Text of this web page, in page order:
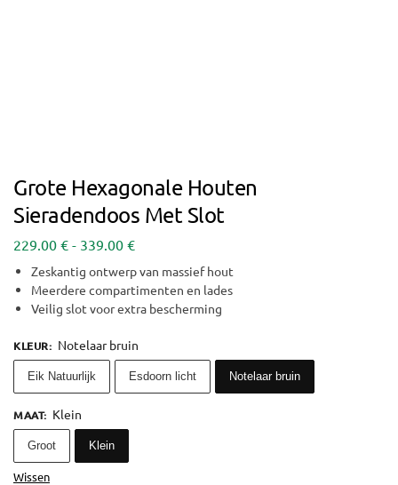
Grote Hexagonale Houten
Sieradendoos Met Slot
229.00 € - 339.00 €
Zeskantig ontwerp van massief hout
Meerdere compartimenten en lades
Veilig slot voor extra bescherming
KLEUR: Notelaar bruin
Eik Natuurlijk Esdoorn licht Notelaar bruin
MAAT: Klein
Groot Klein
Wissen